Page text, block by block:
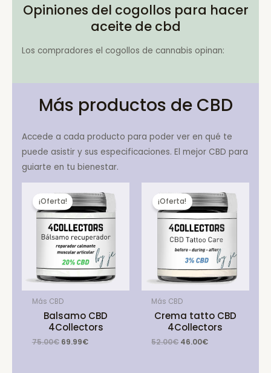
Opiniones del cogollos para hacer
aceite de cbd
Los compradores el cogollos de cannabis opinan:
Más productos de CBD
Accede a cada producto para poder ver en qué te
puede asistir y sus especificaciones. El mejor CBD para
guiarte en tu bienestar.
¡Oferta!
Más CBD
Balsamo CBD
4Collectors
75.00€ Original
69.99€Current
¡Oferta!
Más CBD
Crema tatto CBD
4Collectors
52.00€ Original
46.00€Current